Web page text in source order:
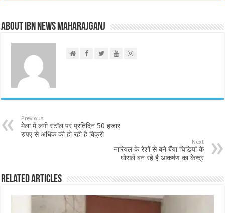
About IBN NEWS MAHARAJGANJ
Previous
मेला में लगी स्टॉल पर प्रतिदिन 50 हजार
रुपए से अधिक की हो रही है बिक्री
Next
नारियल के रेशों से बने बैंया चिडियां के
घोसलें बन रहे है आकर्षण का केन्द्र
Related Articles